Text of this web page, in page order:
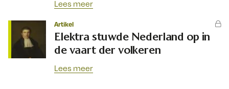
Lees meer
Artikel
Elektra stuwde Nederland op in
de vaart der volkeren
Lees meer